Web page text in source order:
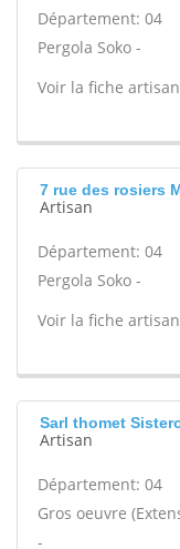
Département: 04
Pergola Soko -
Voir la fiche
7 rue des rosiers
Artisan
Département: 04
Pergola Soko -
Voir la fiche
Sarl thomet
Artisan
Département: 04
Gros oeuvre
-